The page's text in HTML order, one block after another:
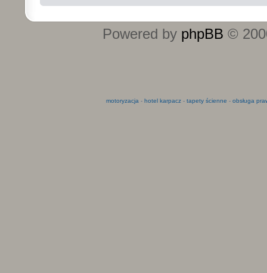
Powered by phpBB ©
motoryzacja - hotel karpacz- tapety ścienne - obsługa